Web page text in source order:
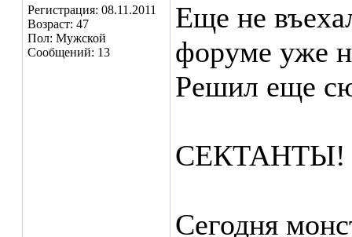
Регистрация: 08.11.2011
Возраст: 47
Пол: Мужской
Сообщений: 13
Еще не
форуме уже
Решил еще
Сегодня